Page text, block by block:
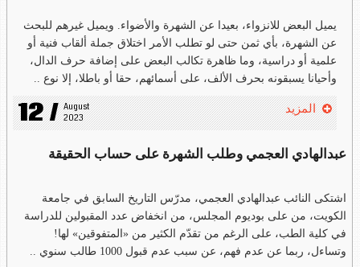
يميل البعض للانزواء، بعيدا عن الشهرة والأضواء. ويميل غيرهم للبحث
عن الشهرة، بأي ثمن حتى لو تطلب الأمر اختلاق جملة ألقاب فنية أو
علمية أو دراسية، وما ظاهرة تكالب البعض على إضافة حرف الدال،
وأحيانا يسبقونه بحرف الألف، على أسمائهم، حقا أو باطلا، إلا نوع ..
12 / August
2023
المزيد
عبدالهادي العجمي وطلب الشهرة على حساب الحقيقة
اشتكى النائب عبدالهادي العجمي، مدرّس التاريخ السابق في جامعة
الكويت، من على بوديوم المجلس، من انخفاض عدد المقبولين للدراسة
في كلية الطب، على الرغم من تقدّم الكثير من «المتفوقين» لها!
وتساءل، ربما عن عدم فهم، عن سبب عدم قبول 1000 طالب سنوي ..